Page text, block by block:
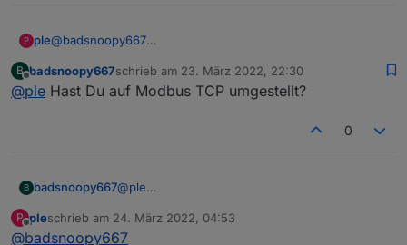
P ple@badsnoopy667
https://forum.huawei.com/enterprise/en/modbus-tcp-
guide/thread/789585-100027?page=3#comments-area
War der Dongle per Wlan oder Kabel angeschlossen? Hatte
mal was gelesen, das Modbus nur per Wlan geht, finds
B
Offline
badsnoopy667schrieb am 23. März 2022, 22:30
zuletzt editiert von
@ple Hast Du auf Modbus TCP umgestellt?
0
B badsnoopy667@ple
angeschlossen.
P
Offline
pleschrieb am 24. März 2022, 04:53
zuletzt editiert von
@badsnoopy667